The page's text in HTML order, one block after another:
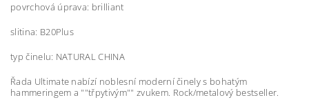
povrchová úprava: brilliant
slitina: B20Plus
typ činelu: NATURAL CHINA
Řada Ultimate nabízí noblesní moderní činely s bohatým
hammeringem a ""třpytivým"" zvukem. Rock/metalový bestseller.